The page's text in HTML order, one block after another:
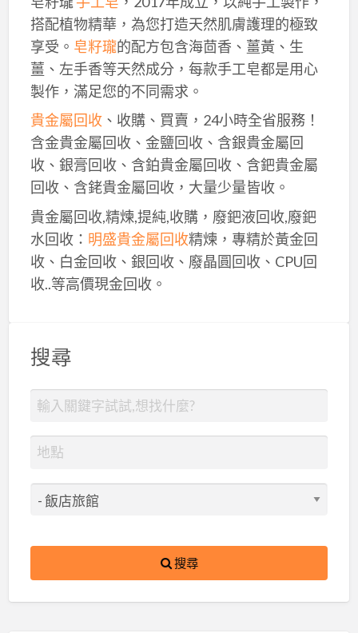
搭配植物精華，為您打造天然肌膚護理的極致
享受。 皂籽瓏的配方包含海茴香、薑黃、生
薑、左手香等天然成分，每款手工皂都是用心
製作，滿足您的不同需求。
貴金屬回收、收購、買賣，24小時全省服務！
含金貴金屬回收、金鹽回收、含銀貴金屬回
收、銀膏回收、含鉑貴金屬回收、含鈀貴金屬
回收、含銠貴金屬回收，大量少量皆收。
貴金屬回收,精煉,提純,收購，廢鈀液回收,廢鈀
水回收： 明盛貴金屬回收精煉，專精於黃金回
收、白金回收、銀回收、廢晶圓回收、CPU回
收..等高價現金回收。
搜尋
搜尋